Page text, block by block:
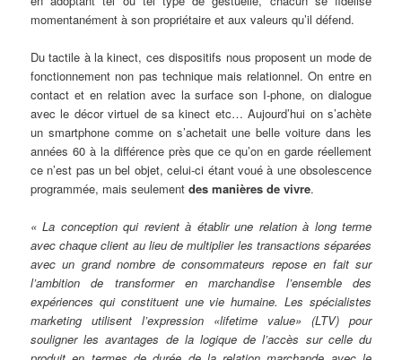
momentanément à son propriétaire et aux valeurs qu’il défend.
Du tactile à la kinect, ces dispositifs nous proposent un mode de
fonctionnement non pas technique mais relationnel. On entre en
contact et en relation avec la surface son I-phone, on dialogue
avec le décor virtuel de sa kinect etc… Aujourd’hui on s’achète
un smartphone comme on s’achetait une belle voiture dans les
années 60 à la différence près que ce qu’on en garde réellement
ce n’est pas un bel objet, celui-ci étant voué à une obsolescence
programmée, mais seulementdes manières de vivre.
« La conception qui revient à établir une relation à long terme
avec chaque client au lieu de multiplier les transactions séparées
avec un grand nombre de consommateurs repose en fait sur
l’ambition de transformer en marchandise l’ensemble des
expériences qui constituent une vie humaine. Les spécialistes
marketing utilisent l’expression «lifetime value» (LTV) pour
souligner les avantages de la logique de l’accès sur celle du